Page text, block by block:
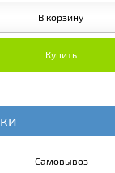
В корзину
Купить
Самовывоз